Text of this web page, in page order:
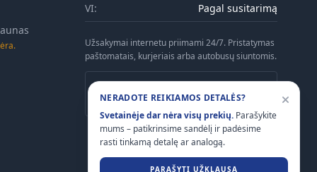
VI: Pagal susitarimą
Užsakymai internetu priimami 24/7. Pristatymas
paštomatais, kurjeriais arba autobusų siuntomis.
suderinus laiką telefonu.
NERADOTE REIKIAMOS DETALĖS?
Svetainėje dar nėra visų prekių. Parašykite
mums – patikrinsime sandėlį ir padėsime
rasti tinkamą detalę ar analogą.
PARAŠYTI UŽKLAUSĄ